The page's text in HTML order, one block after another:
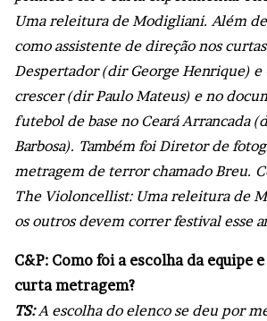
Uma releitura de Modigliani. Além
como assistente de direção nos
Despertador (dir George Henrique) e
crescer (dir Paulo Mateus) e no
futebol de base no Ceará Arrancada
Barbosa). Também foi Diretor de
metragem de terror chamado Breu.
The Violoncellist: Uma releitura de
os outros devem correr festival esse
C&P: Como foi a escolha da equipe
curta metragem?
TS:A escolha do elenco se deu por